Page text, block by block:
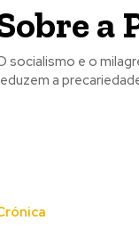
a
socialismo e o
a